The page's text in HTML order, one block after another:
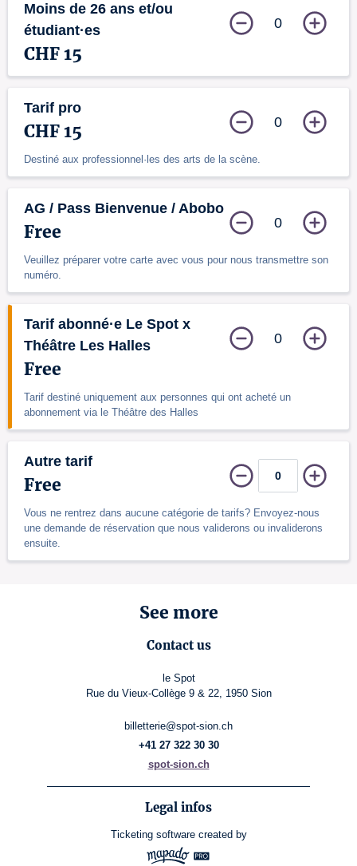
Moins de 26 ans et/ou
étudiant·es
CHF 15
0
Tarif pro
CHF 15
Destiné aux professionnel·les des arts de la scène.
0
AG / Pass Bienvenue / Abobo
Free
Veuillez préparer votre carte avec vous pour nous transmettre son
numéro.
0
Tarif abonné·e Le Spot x
Théâtre Les Halles
Free
Tarif destiné uniquement aux personnes qui ont acheté un
abonnement via le Théâtre des Halles
0
Autre tarif
Free
Vous ne rentrez dans aucune catégorie de tarifs? Envoyez-nous
une demande de réservation que nous validerons ou invaliderons
ensuite.
See more
Contact us
le Spot
Rue du Vieux-Collège 9 & 22, 1950 Sion
billetterie@spot-sion.ch
+41 27 322 30 30
spot-sion.ch
Legal infos
Ticketing software created by